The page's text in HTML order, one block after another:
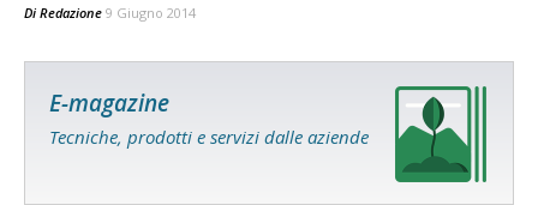
Di Redazione 9 Giugno 2014
E-magazine
Tecniche, prodotti e servizi dalle aziende